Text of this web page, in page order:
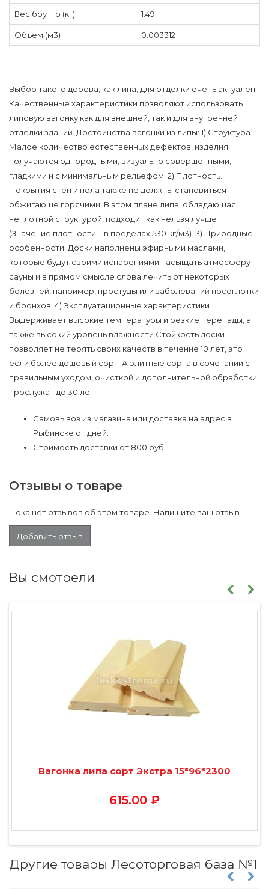
Вес брутто (кг) 1.49
Объем (м3) 0.003312
Выбор такого дерева, как липа, для отделки очень актуален.
Качественные характеристики позволяют использовать
липовую вагонку как для внешней, так и для внутренней
отделки зданий. Достоинства вагонки из липы: 1) Структура.
Малое количество естественных дефектов, изделия
получаются однородными, визуально совершенными,
гладкими и с минимальным рельефом. 2) Плотность.
Покрытия стен и пола также не должны становиться
обжигающе горячими. В этом плане липа, обладающая
неплотной структурой, подходит как нельзя лучше
(Значение плотности – в пределах 530 кг/м3). 3) Природные
особенности. Доски наполнены эфирными маслами,
которые будут своими испарениями насыщать атмосферу
сауны и в прямом смысле слова лечить от некоторых
болезней, например, простуды или заболеваний носоглотки
и бронхов. 4) Эксплуатационные характеристики.
Выдерживает высокие температуры и резкие перепады, а
также высокий уровень влажности.Стойкость доски
позволяет не терять своих качеств в течение 10 лет, это
если более дешевый сорт. А элитные сорта в сочетании с
правильным уходом, очисткой и дополнительной обработки
прослужат до 30 лет.
Самовывоз из магазина или доставка на адрес в
Рыбинске от дней.
Стоимость доставки от 800 руб.
Отзывы о товаре
Пока нет отзывов об этом товаре. Напишите ваш отзыв.
Добавить отзыв
Вы смотрели
Вагонка липа сорт Экстра 15*96*2300
615.00 ₽
Другие товары Лесоторговая база №1